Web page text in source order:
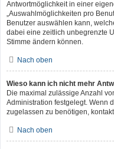
Antwortmöglichkeit in einer
„Auswahlmöglichkeiten pro
Benutzer auswählen kann,
dabei eine zeitlich unbegrenzte
Stimme ändern können.
Nach oben
Wieso kann ich nicht mehr
Die maximal zulässige Anzahl
Administration festgelegt. Wenn
zugelassen zu benötigen,
Nach oben